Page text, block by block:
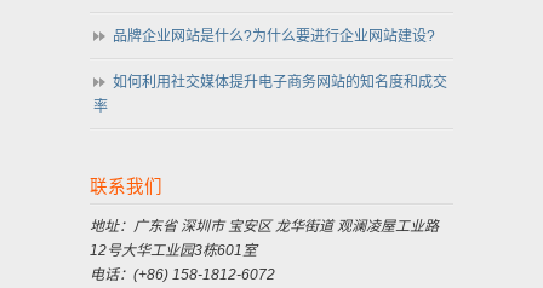
品牌企业网站是什么?为什么要进行企业网站建设?
如何利用社交媒体提升电子商务网站的知名度和成交
率
联系我们
地址：广东省 深圳市 宝安区 龙华街道 观澜凌屋工业路
12号大华工业园3栋601室
电话：(+86) 158-1812-6072